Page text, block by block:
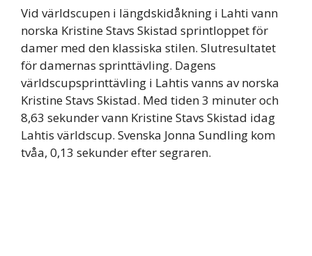
Vid världscupen i längdskidåkning i Lahti vann
norska Kristine Stavs Skistad sprintloppet för
damer med den klassiska stilen. Slutresultatet
för damernas sprinttävling. Dagens
världscupsprinttävling i Lahtis vanns av norska
Kristine Stavs Skistad. Med tiden 3 minuter och
8,63 sekunder vann Kristine Stavs Skistad idag
Lahtis världscup. Svenska Jonna Sundling kom
tvåa, 0,13 sekunder efter segraren.